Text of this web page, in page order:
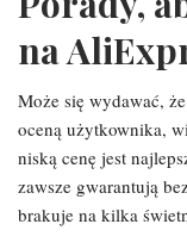
na
Może się wydawać,
oceną użytkownika,
niską cenę jest
zawsze gwarantują
brakuje na kilka